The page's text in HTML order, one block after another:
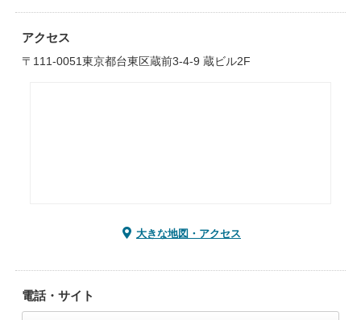
アクセス
〒111-0051東京都台東区蔵前3-4-9 蔵ビル2F
大きな地図・アクセス
電話・サイト